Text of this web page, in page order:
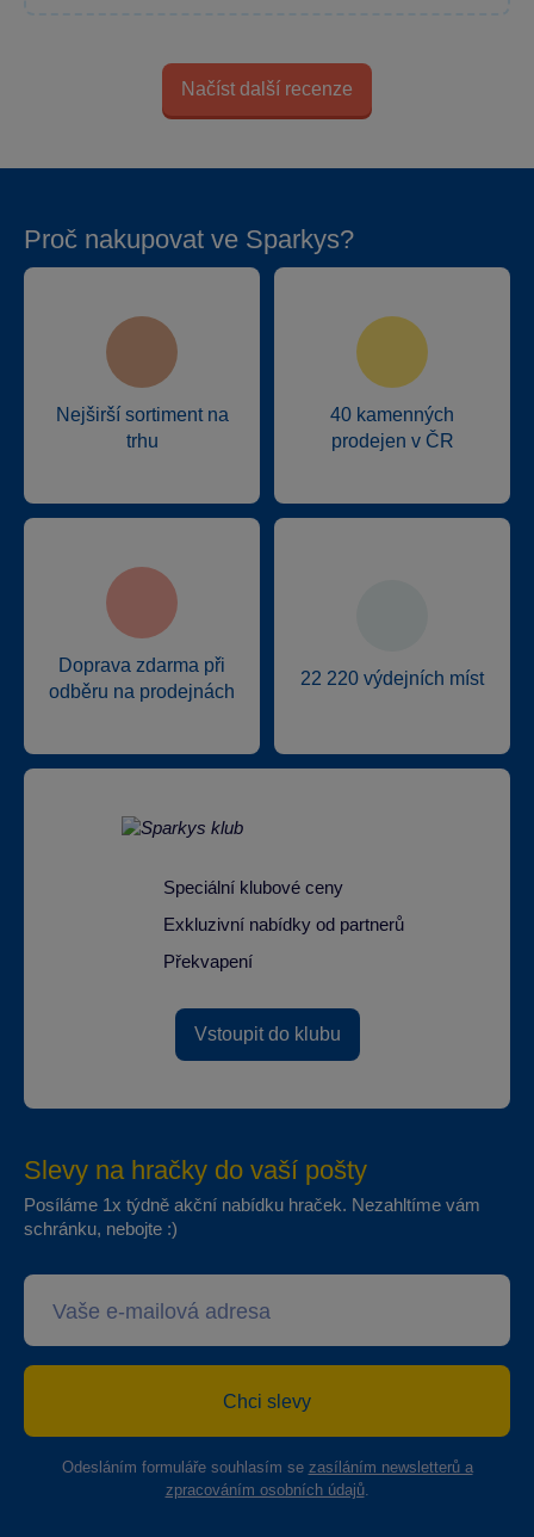
Načíst další recenze
Proč nakupovat ve Sparkys?
Nejširší sortiment na
trhu
40 kamenných
prodejen v ČR
Doprava zdarma při
odběru na prodejnách
22 220 výdejních míst
Speciální klubové ceny
Exkluzivní nabídky od partnerů
Překvapení
Vstoupit do klubu
Slevy na hračky do vaší pošty
Posíláme 1x týdně akční nabídku hraček. Nezahltíme vám
schránku, nebojte :)
Chci slevy
Odesláním formuláře souhlasím se zasíláním newsletterů a
zpracováním osobních údajů.